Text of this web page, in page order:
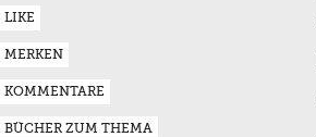
LIKE
MERKEN
KOMMENTARE
BÜCHER ZUM THEMA